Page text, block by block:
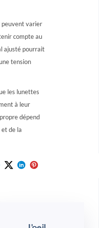
peuvent varier
compte au
ajusté pourrait
tension
les lunettes
à leur
dépend
de la